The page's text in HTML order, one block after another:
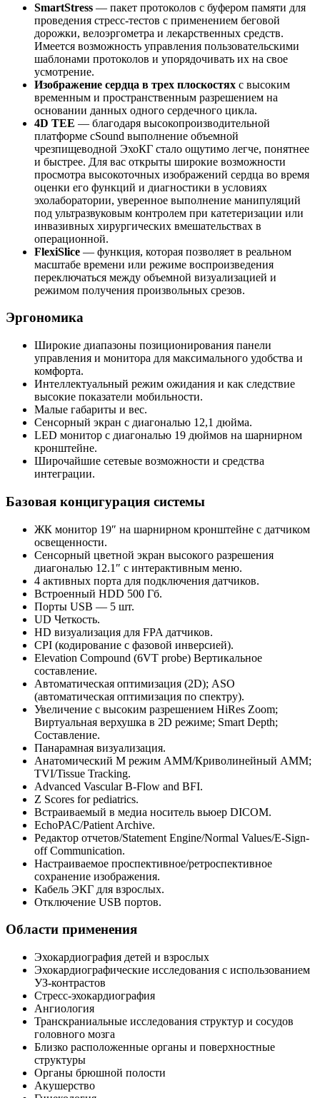
SmartStress — пакет протоколов с буфером памяти для
проведения стресс-тестов с применением беговой
дорожки, велоэргометра и лекарственных средств.
Имеется возможность управления пользовательскими
шаблонами протоколов и упорядочивать их на свое
усмотрение.
Изображение сердца в трех плоскостях с высоким
временным и пространственным разрешением на
основании данных одного сердечного цикла.
4D TEE — благодаря высокопроизводительной
платформе cSound выполнение объемной
чрезпищеводной ЭхоКГ стало ощутимо легче, понятнее
и быстрее. Для вас открыты широкие возможности
просмотра высокоточных изображений сердца во время
оценки его функций и диагностики в условиях
эхолаборатории, уверенное выполнение манипуляций
под ультразвуковым контролем при катетеризации или
инвазивных хирургических вмешательствах в
операционной.
FlexiSlice — функция, которая позволяет в реальном
масштабе времени или режиме воспроизведения
переключаться между объемной визуализацией и
режимом получения произвольных срезов.
Эргономика
Широкие диапазоны позиционирования панели
управления и монитора для максимального удобства и
комфорта.
Интеллектуальный режим ожидания и как следствие
высокие показатели мобильности.
Малые габариты и вес.
Сенсорный экран с диагональю 12,1 дюйма.
LED монитор с диагональю 19 дюймов на шарнирном
кронштейне.
Широчайшие сетевые возможности и средства
интеграции.
Базовая концигурация системы
ЖК монитор 19″ на шарнирном кронштейне с датчиком
освещенности.
Сенсорный цветной экран высокого разрешения
диагональю 12.1″ с интерактивным меню.
4 активных порта для подключения датчиков.
Встроенный HDD 500 Гб.
Порты USB — 5 шт.
UD Четкость.
HD визуализация для FPA датчиков.
CPI (кодирование с фазовой инверсией).
Elevation Compound (6VT probe) Вертикальное
составление.
Автоматическая оптимизация (2D); ASO
(автоматическая оптимизация по спектру).
Увеличение с высоким разрешением HiRes Zoom;
Виртуальная верхушка в 2D режиме; Smart Depth;
Составление.
Панарамная визуализация.
Анатомический М режим AMM/Криволинейный AMM;
TVI/Tissue Tracking.
Advanced Vascular B-Flow and BFI.
Z Scores for pediatrics.
Встраиваемый в медиа носитель вьюер DICOM.
EchoPAC/Patient Archive.
Редактор отчетов/Statement Engine/Normal Values/E-Sign-
off Communication.
Настраиваемое проспективное/ретроспективное
сохранение изображения.
Кабель ЭКГ для взрослых.
Отключение USB портов.
Области применения
Эхокардиография детей и взрослых
Эхокардиографические исследования с использованием
УЗ-контрастов
Стресс-эхокардиография
Ангиология
Транскраниальные исследования структур и сосудов
головного мозга
Близко расположенные органы и поверхностные
структуры
Органы брюшной полости
Акушерство